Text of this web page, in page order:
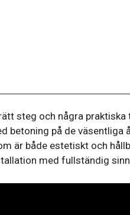
steg och några
betoning på de väsentliga
är både estetiskt och
med fullständig